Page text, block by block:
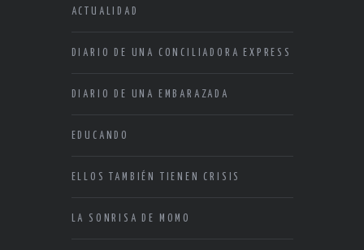
ACTUALIDAD
DIARIO DE UNA CONCILIADORA EXPRESS
DIARIO DE UNA EMBARAZADA
EDUCANDO
ELLOS TAMBIÉN TIENEN CRISIS
LA SONRISA DE MOMO